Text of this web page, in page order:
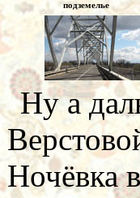
подземелье
Ну а
Ночёвка